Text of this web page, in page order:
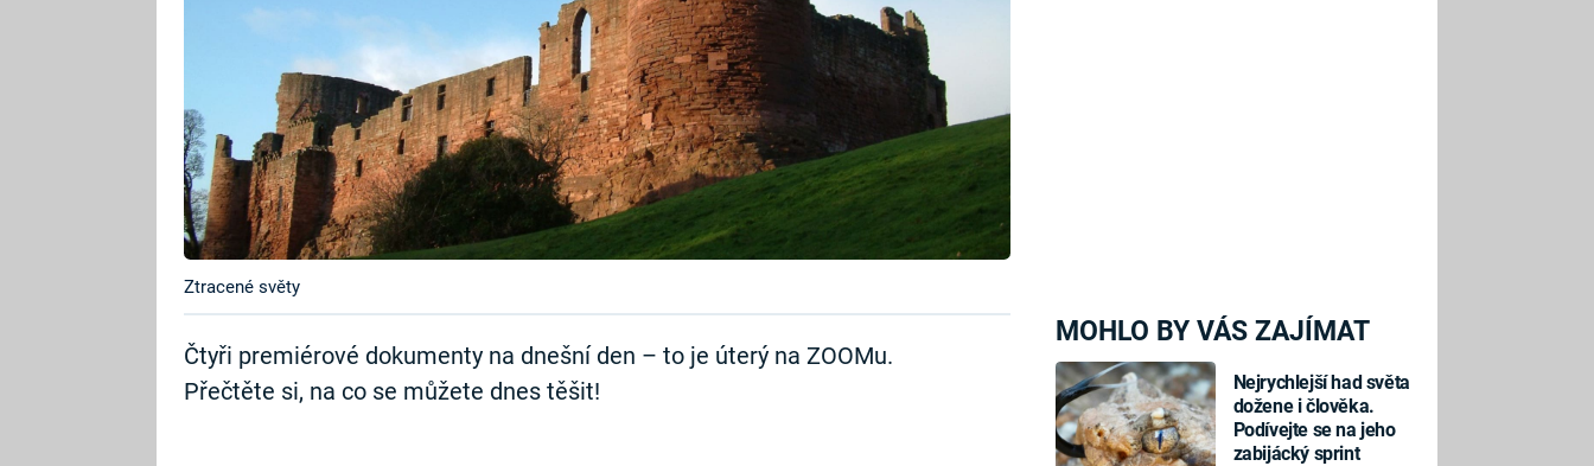
MOHLO BY VÁS ZAJÍMAT
Nejrychlejší had světa
dožene i člověka.
Podívejte se na jeho
zabijácký sprint
Ztracené světy
Čtyři premiérové dokumenty na dnešní den – to je úterý na ZOOMu.
Přečtěte si, na co se můžete dnes těšit!